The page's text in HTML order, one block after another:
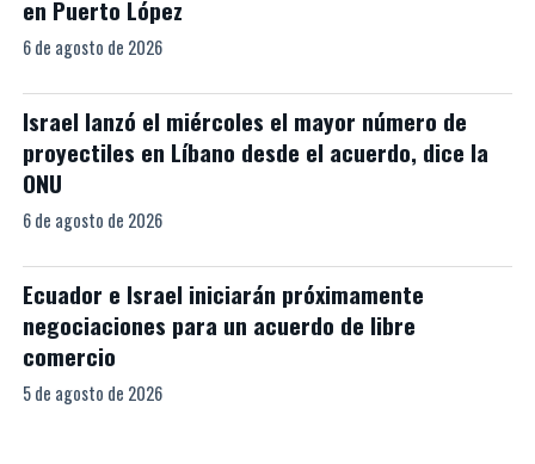
en Puerto López
6 de agosto de 2026
Israel lanzó el miércoles el mayor número de
proyectiles en Líbano desde el acuerdo, dice la
ONU
6 de agosto de 2026
Ecuador e Israel iniciarán próximamente
negociaciones para un acuerdo de libre
comercio
5 de agosto de 2026